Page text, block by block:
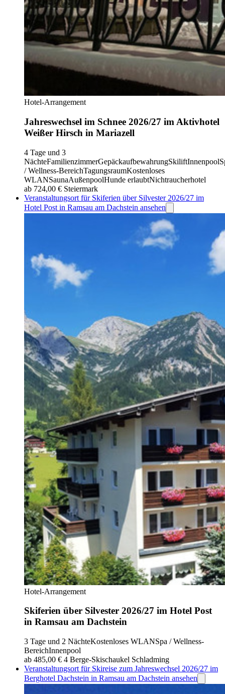
Hotel-Arrangement
Jahreswechsel im Schnee 2026/27 im Aktivhotel
Weißer Hirsch in Mariazell
4 Tage und 3
NächteFamilienzimmerGepäckaufbewahrungSkiliftInnenpool
/ Wellness-BereichTagungsraumKostenloses
WLANSaunaAußenpoolHunde erlaubtNichtraucherhotel
ab 724,00 € Steiermark
Veranstaltungsort für Skiferien über Silvester 2026/27 im
Hotel Post in Ramsau am Dachstein ansehen
Hotel-Arrangement
Skiferien über Silvester 2026/27 im Hotel Post
in Ramsau am Dachstein
3 Tage und 2 NächteKostenloses WLANSpa / Wellness-
BereichInnenpool
ab 485,00 € 4 Berge-Skischaukel Schladming
Veranstaltungsort für Skireise zum Jahreswechsel 2026/27 im
Berghotel Dachstein in Ramsau am Dachstein ansehen